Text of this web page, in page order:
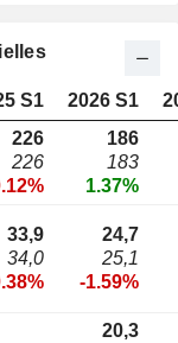
S1 2026 S1
226
226
186
183
1.37%
33,9
34,0
24,7
25,1
-1.59%
20,3